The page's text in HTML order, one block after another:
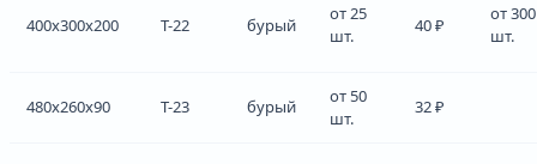
400x300x200 Т-22 бурый
от 25
шт.
40 ₽
от 300
шт.
480x260x90 Т-23 бурый
от 50
шт.
32 ₽